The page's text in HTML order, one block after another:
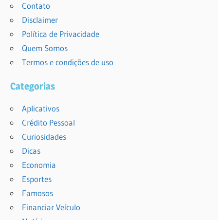
Contato
Disclaimer
Política de Privacidade
Quem Somos
Termos e condições de uso
Categorias
Aplicativos
Crédito Pessoal
Curiosidades
Dicas
Economia
Esportes
Famosos
Financiar Veículo